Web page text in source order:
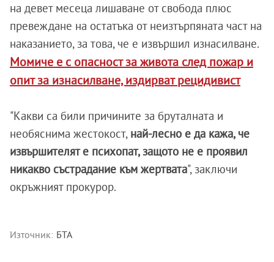
на девет месеца лишаване от свобода плюс
превеждане на остатъка от неизтърпяната част на
наказанието, за това, че е извършил изнасилване.
Момиче е с опасност за живота след пожар и
опит за изнасилване, издирват рецидивист
"Какви са били причините за бруталната и
необяснима жестокост, най-лесно е да кажа, че
извършителят е психопат, защото не е проявил
никакво състрадание към жертвата", заключи
окръжният прокурор.
Източник: БТА